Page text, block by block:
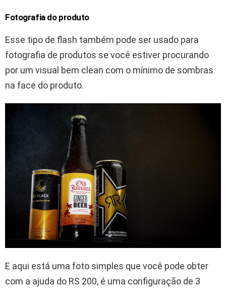
Fotografia do produto
Esse tipo de flash também pode ser usado para
fotografia de produtos se você estiver procurando
por um visual bem clean com o mínimo de sombras
na face do produto.
E aqui está uma foto simples que você pode obter
com a ajuda do RS 200, é uma configuração de 3